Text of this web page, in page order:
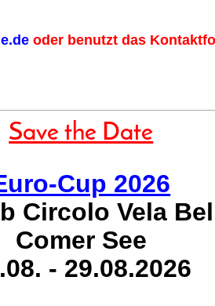
oder benutzt das
Save the Date
Cup 2026
Circolo Vela
Comer See
- 29.08.2026